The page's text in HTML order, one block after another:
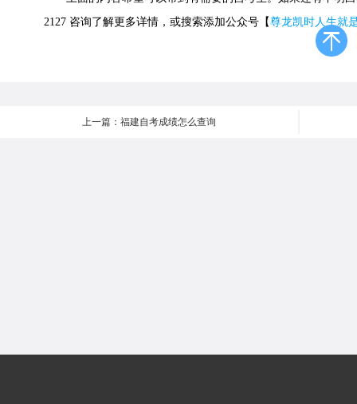
2127 咨询了解更多详情，或搜索添加公众号【尊龙凯时人生就
上一篇：福建自考成绩怎么查询